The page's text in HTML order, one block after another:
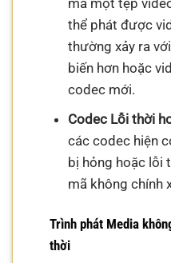
thể phát được
thường xảy ra
biến hơn hoặc
codec mới.
Codec Lỗi thời
các codec hiện
bị hỏng hoặc lỗi
mã không chính
Trình phát Media
thời